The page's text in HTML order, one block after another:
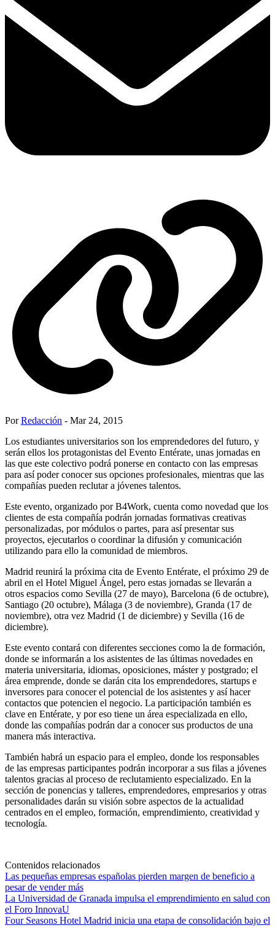
PorRedacción - Mar 24, 2015
Los estudiantes universitarios son los emprendedores del futuro, y
serán ellos los protagonistas del Evento Entérate, unas jornadas en
las que este colectivo podrá ponerse en contacto con las empresas
para así poder conocer sus opciones profesionales, mientras que las
compañías pueden reclutar a jóvenes talentos.
Este evento, organizado por B4Work, cuenta como novedad que los
clientes de esta compañía podrán jornadas formativas creativas
personalizadas, por módulos o partes, para así presentar sus
proyectos, ejecutarlos o coordinar la difusión y comunicación
utilizando para ello la comunidad de miembros.
Madrid reunirá la próxima cita de Evento Entérate, el próximo 29 de
abril en el Hotel Miguel Ángel, pero estas jornadas se llevarán a
otros espacios como Sevilla (27 de mayo), Barcelona (6 de octubre),
Santiago (20 octubre), Málaga (3 de noviembre), Granda (17 de
noviembre), otra vez Madrid (1 de diciembre) y Sevilla (16 de
diciembre).
Este evento contará con diferentes secciones como la de formación,
donde se informarán a los asistentes de las últimas novedades en
materia universitaria, idiomas, oposiciones, máster y postgrado; el
área emprende, donde se darán cita los emprendedores, startups e
inversores para conocer el potencial de los asistentes y así hacer
contactos que potencien el negocio. La participación también es
clave en Entérate, y por eso tiene un área especializada en ello,
donde las compañías podrán dar a conocer sus productos de una
manera más interactiva.
También habrá un espacio para el empleo, donde los responsables
de las empresas participantes podrán incorporar a sus filas a jóvenes
talentos gracias al proceso de reclutamiento especializado. En la
sección de ponencias y talleres, emprendedores, empresarios y otras
personalidades darán su visión sobre aspectos de la actualidad
centrados en el empleo, formación, emprendimiento, creatividad y
tecnología.
Contenidos relacionados
Las pequeñas empresas españolas pierden margen de beneficio a
pesar de vender más
La Universidad de Granada impulsa el emprendimiento en salud con
el Foro InnovaU
Four Seasons Hotel Madrid inicia una etapa de consolidación bajo el